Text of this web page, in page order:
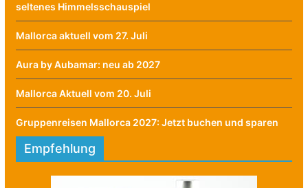
seltenes Himmelsschauspiel
Mallorca aktuell vom 27. Juli
Aura by Aubamar: neu ab 2027
Mallorca Aktuell vom 20. Juli
Gruppenreisen Mallorca 2027: Jetzt buchen und sparen
Empfehlung